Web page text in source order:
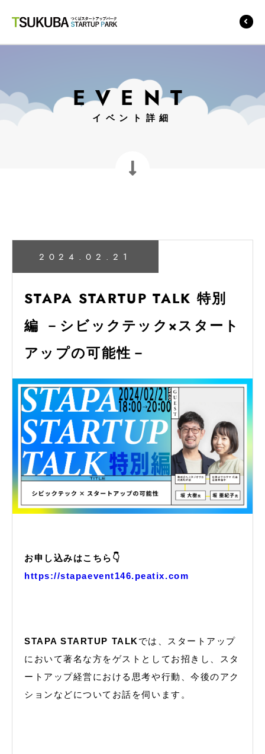
EVENT
イベント詳細
2024.02.21
STAPA STARTUP TALK 特別
編 －シビックテック×スタート
アップの可能性－
お申し込みはこちら👇
https://stapaevent146.peatix.com
STAPA STARTUP TALKでは、スタートアップ
において著名な方をゲストとしてお招きし、スタ
ートアップ経営における思考や行動、今後のアク
ションなどについてお話を伺います。